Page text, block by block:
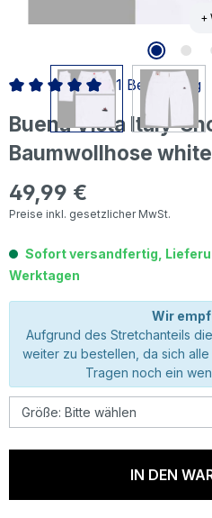
+
Buena Vista Italy-
Baumwollhose white
Regulärer Preis:
49,99 €
Preise inkl. gesetzlicher MwSt.
Durchschnittliche Bewertung
1 Bewertung
Sofort versandfertig,
Werktagen
Wir
Aufgrund des Stretchanteils
weiter zu bestellen, da sich
Tragen noch ein
IN DEN